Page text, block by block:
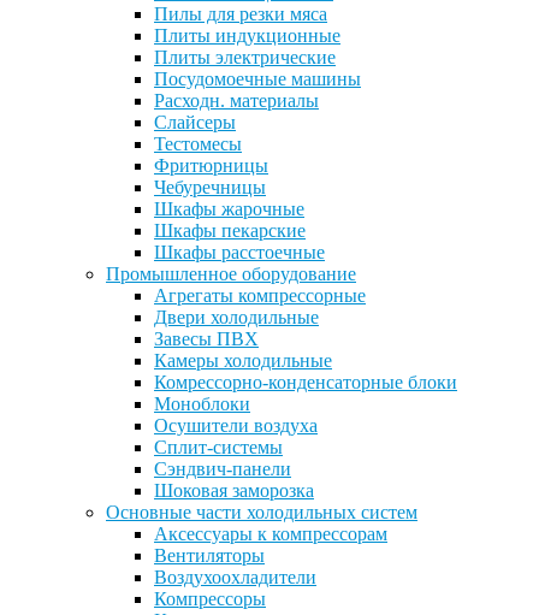
Пилы для резки мяса
Плиты индукционные
Плиты электрические
Посудомоечные машины
Расходн. материалы
Слайсеры
Тестомесы
Фритюрницы
Чебуречницы
Шкафы жарочные
Шкафы пекарские
Шкафы расстоечные
Промышленное оборудование
Агрегаты компрессорные
Двери холодильные
Завесы ПВХ
Камеры холодильные
Комрессорно-конденсаторные блоки
Моноблоки
Осушители воздуха
Сплит-системы
Сэндвич-панели
Шоковая заморозка
Основные части холодильных систем
Аксессуары к компрессорам
Вентиляторы
Воздухоохладители
Компрессоры